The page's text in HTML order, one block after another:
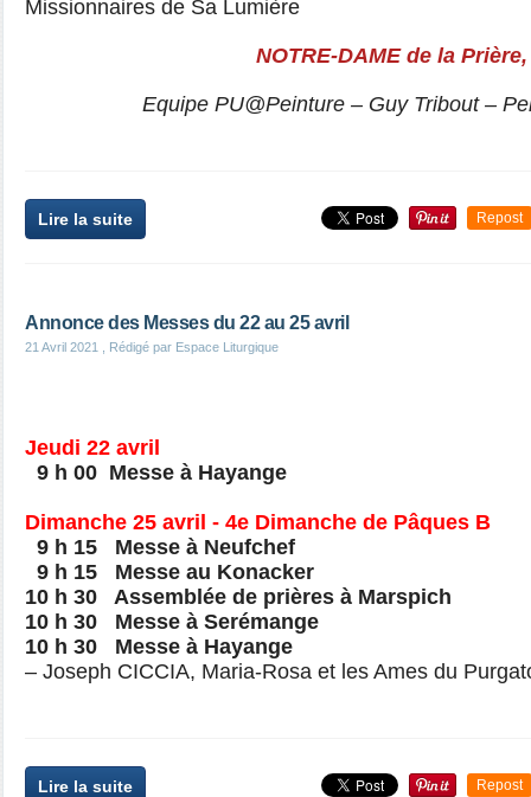
Missionnaires de Sa Lumière
NOTRE-DAME de la
Equipe PU@Peinture – Guy Tribout –
Lire la suite Repost
Annonce des Messes du 22 au 25 avril
21 Avril 2021 , Rédigé par Espace Liturgique
Jeudi 22 avril
9 h 00 Messe à Hayange
Dimanche 25 avril - 4e Dimanche de Pâques B
9 h 15 Messe à Neufchef
9 h 15 Messe au Konacker
10 h 30 Assemblée de prières à Marspich
10 h 30 Messe à Serémange
10 h 30 Messe à Hayange
– Joseph CICCIA, Maria-Rosa et les Ames du
Lire la suite Repost